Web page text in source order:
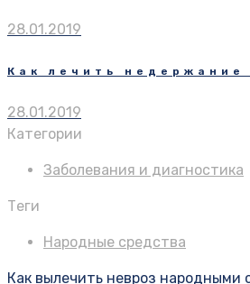
28.01.2019
Как лечить
28.01.2019
Категории
Заболевания и диагностика
Теги
Народные средства
Как вылечить невроз народными